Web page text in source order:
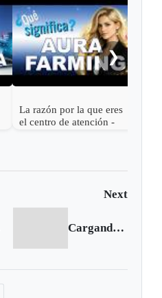
La razón por la que eres
el centro de atención -
❯
Next
Cargando siguiente...